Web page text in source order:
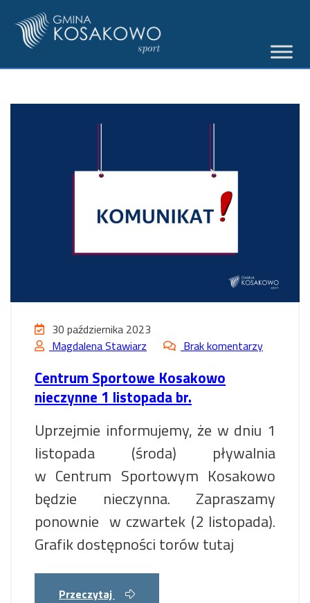
30 października 2023
Magdalena Stawiarz
Brak komentarzy
Centrum Sportowe Kosakowo
nieczynne 1 listopada br.
Uprzejmie informujemy, że w dniu 1
listopada (środa) pływalnia
w Centrum Sportowym Kosakowo
będzie nieczynna. Zapraszamy
ponownie w czwartek (2 listopada).
Grafik dostępności torów tutaj
Przeczytaj